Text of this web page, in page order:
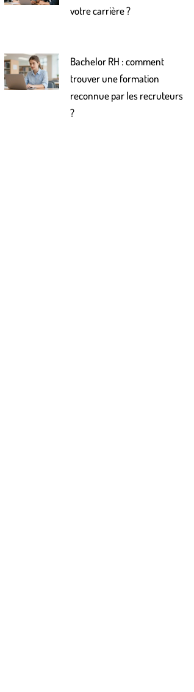
votre carrière ?
Bachelor RH : comment
trouver une formation
reconnue par les recruteurs
?